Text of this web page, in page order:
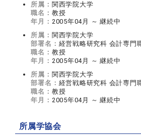
所属： 関西学院大学
職名： 教授
年月： 2005年04月 ～ 継続中
所属： 関西学院大学
部署名： 経営戦略研究科 会計専門
職名： 教授
年月： 2005年04月 ～ 継続中
所属： 関西学院大学
部署名： 経営戦略研究科 会計専門
職名： 教授
年月： 2005年04月 ～ 継続中
所属学協会